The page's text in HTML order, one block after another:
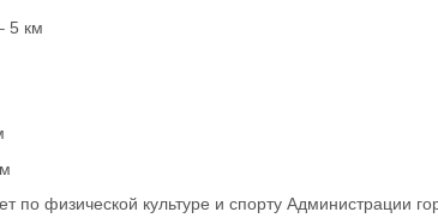
5 км
по физической культуре и спорту Администрации